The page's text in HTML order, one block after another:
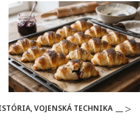
VOJENSKÁ TECHNIKA